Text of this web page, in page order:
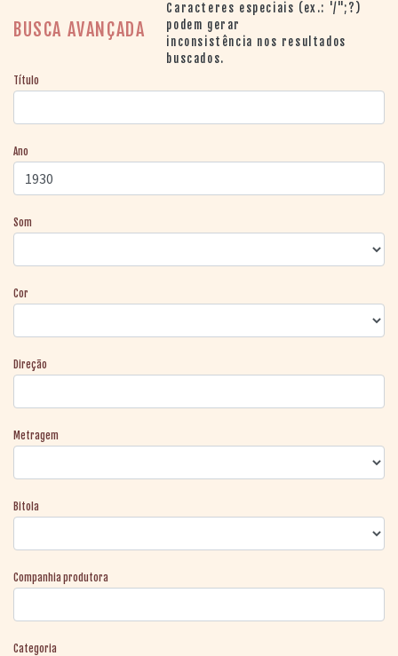
> ARQUIVO
> FILMOGRAFIAS DE
> DISCOGRAFIAS
LOCALIZAÇÃO
BUSCA AVANÇADA
Caracteres especiais (ex.: '/";?)
podem gerar
inconsistência nos resultados
buscados.
Título
Ano
Som
Cor
Direção
Metragem
Bitola
Companhia produtora
Categoria